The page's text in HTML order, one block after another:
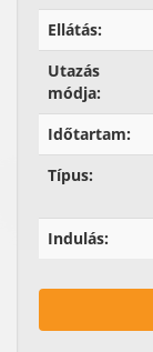
Ellátás:
Utazás
módja:
Időtartam:
Típus:
Indulás: